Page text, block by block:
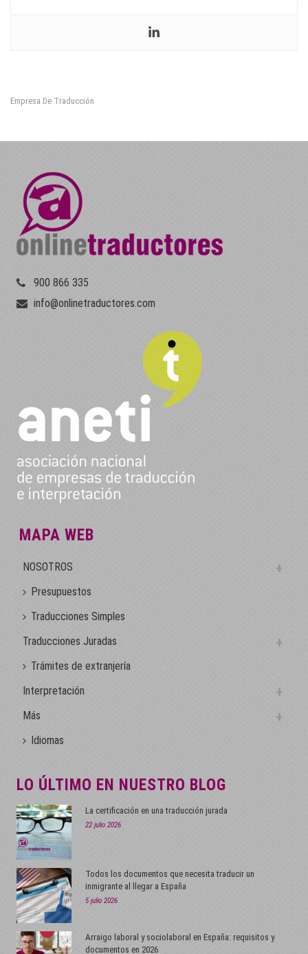
Empresa De Traducción
900 866 335
info@onlinetraductores.com
MAPA WEB
NOSOTROS
Presupuestos
Traducciones Simples
Traducciones Juradas
Trámites de extranjería
Interpretación
Más
Idiomas
LO ÚLTIMO EN NUESTRO BLOG
La certificación en una traducción jurada
22 julio 2026
Todos los documentos que necesita traducir un
inmigrante al llegar a España
5 julio 2026
Arraigo laboral y sociolaboral en España: requisitos y
documentos en 2026